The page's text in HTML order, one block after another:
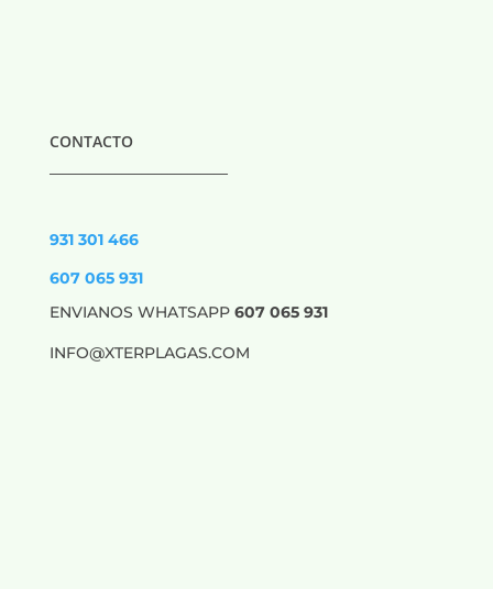
CONTACTO
931 301 466
607 065 931
ENVIANOS WHATSAPP 607 065 931
INFO@XTERPLAGAS.COM